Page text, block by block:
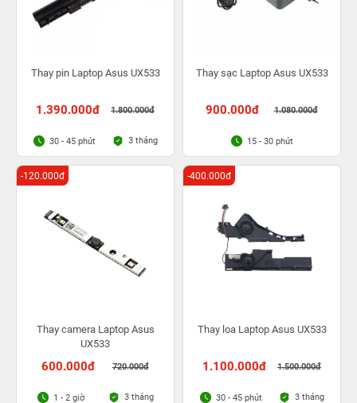
Thay pin Laptop Asus UX533
1.390.000đ 1.800.000đ
30 - 45 phút 3 tháng
Thay sạc Laptop Asus UX533
900.000đ 1.080.000đ
15 - 30 phút
Thay camera Laptop Asus
UX533
600.000đ 720.000đ
-120.000đ
1 - 2 giờ 3 tháng
Thay loa Laptop Asus UX533
1.100.000đ 1.500.000đ
-400.000đ
30 - 45 phút 3 tháng